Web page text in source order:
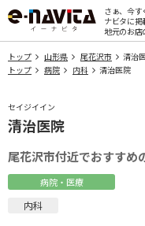
さぁ、今す
ナビタに掲
地元のお店
トップ 山形県 尾花沢市
清治
トップ
病院 内科 清治医院
セイジイイン
清治医院
尾花沢市付近でおすすめ
病院・医療
内科